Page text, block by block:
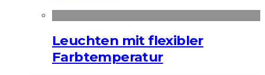
Leuchten mit flexibler
Farbtemperatur